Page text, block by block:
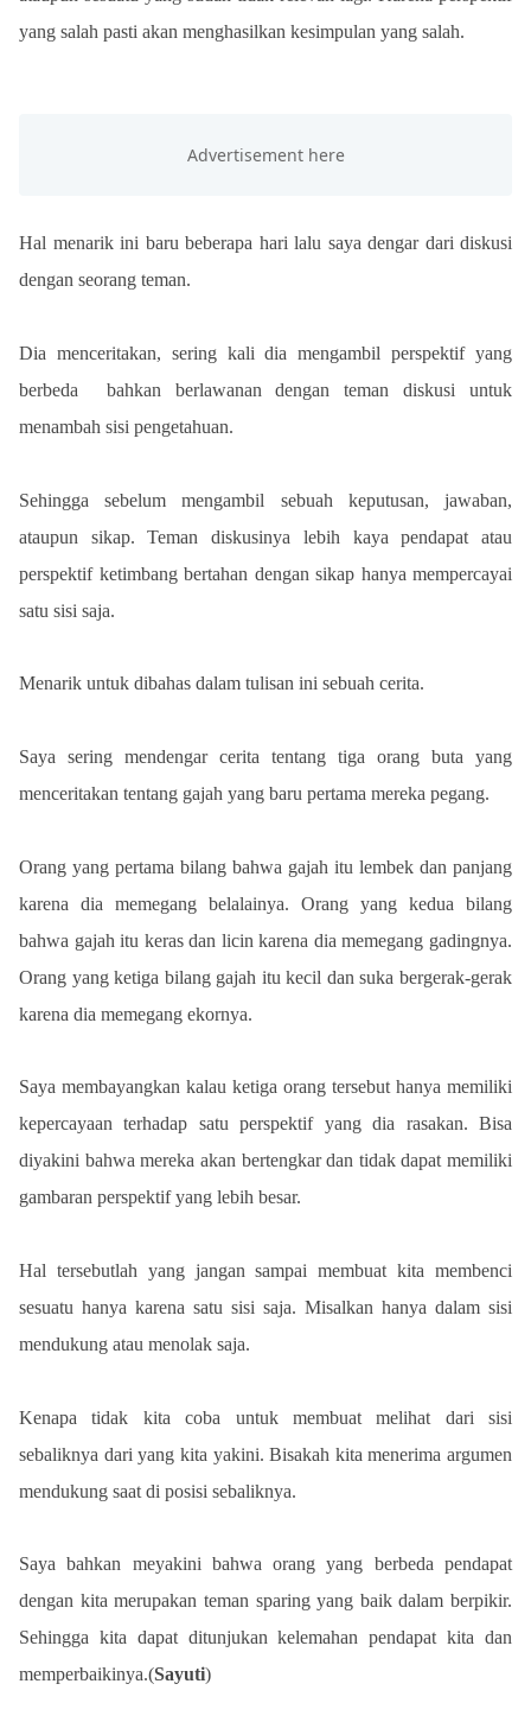
yang salah pasti akan menghasilkan kesimpulan yang salah.
Hal menarik ini baru beberapa hari lalu saya dengar dari diskusi
dengan seorang teman.
Dia menceritakan, sering kali dia mengambil perspektif yang
berbeda  bahkan berlawanan dengan teman diskusi untuk
menambah sisi pengetahuan.
Sehingga sebelum mengambil sebuah keputusan, jawaban,
ataupun sikap. Teman diskusinya lebih kaya pendapat atau
perspektif ketimbang bertahan dengan sikap hanya mempercayai
satu sisi saja.
Menarik untuk dibahas dalam tulisan ini sebuah cerita.
Saya sering mendengar cerita tentang tiga orang buta yang
menceritakan tentang gajah yang baru pertama mereka pegang.
Orang yang pertama bilang bahwa gajah itu lembek dan panjang
karena dia memegang belalainya. Orang yang kedua bilang
bahwa gajah itu keras dan licin karena dia memegang gadingnya.
Orang yang ketiga bilang gajah itu kecil dan suka bergerak-gerak
karena dia memegang ekornya.
Saya membayangkan kalau ketiga orang tersebut hanya memiliki
kepercayaan terhadap satu perspektif yang dia rasakan. Bisa
diyakini bahwa mereka akan bertengkar dan tidak dapat memiliki
gambaran perspektif yang lebih besar.
Hal tersebutlah yang jangan sampai membuat kita membenci
sesuatu hanya karena satu sisi saja. Misalkan hanya dalam sisi
mendukung atau menolak saja.
Kenapa tidak kita coba untuk membuat melihat dari sisi
sebaliknya dari yang kita yakini. Bisakah kita menerima argumen
mendukung saat di posisi sebaliknya.
Saya bahkan meyakini bahwa orang yang berbeda pendapat
dengan kita merupakan teman sparing yang baik dalam berpikir.
Sehingga kita dapat ditunjukan kelemahan pendapat kita dan
memperbaikinya.(Sayuti)